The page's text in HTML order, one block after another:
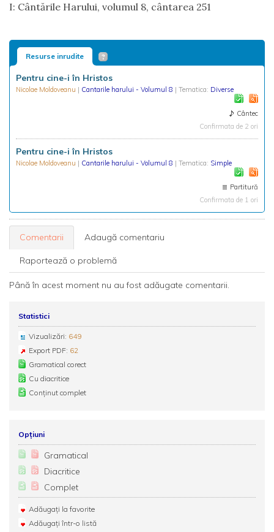
I: Cântările Harului, volumul 8, cântarea 251
Resurse inrudite
Pentru cine-i în Hristos
Nicolae Moldoveanu | Cantarile harului - Volumul 8 | Tematica: Diverse
Cântec
Confirmata de 2 ori
Pentru cine-i în Hristos
Nicolae Moldoveanu | Cantarile harului - Volumul 8 | Tematica: Simple
Partitură
Confirmata de 1 ori
Comentarii Adaugă comentariu
Raportează o problemă
Până în acest moment nu au fost adăugate comentarii.
Statistici
Vizualizări: 649
Export PDF: 62
Gramatical corect
Cu diacritice
Conținut complet
Opțiuni
Gramatical
Diacritice
Complet
Adăugați la favorite
Adăugați într-o listă